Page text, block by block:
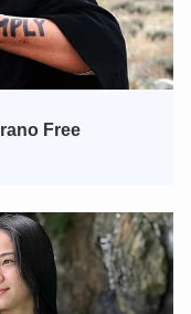
hỗ trợ!